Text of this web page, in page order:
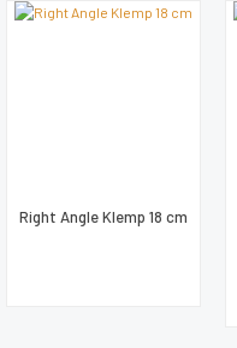
Right Angle Klemp 18 cm